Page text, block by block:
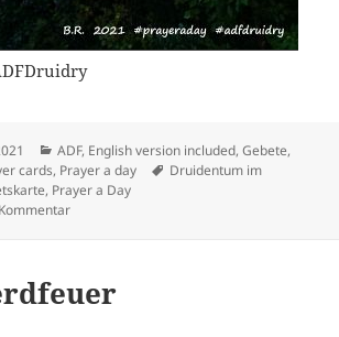
Kategorien
ADF, English version included,Gebete,
cards, Prayer a day Schlagwörter
Druidentum im
, Prayer a Day
zu Gebet für Mitgefühl